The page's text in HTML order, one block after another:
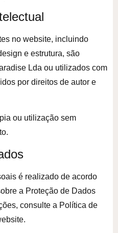
no website, incluindo
e estrutura, são
Lda ou utilizados com
por direitos de autor e
ou utilização sem
é realizado de acordo
a Proteção de Dados
consulte a Política de